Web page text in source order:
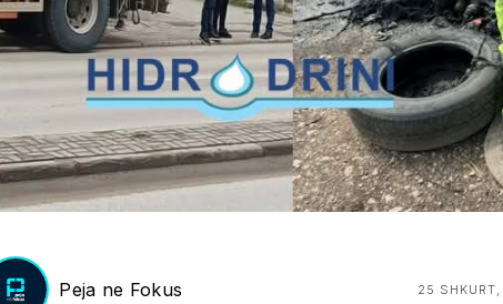
Peja ne Fokus 25